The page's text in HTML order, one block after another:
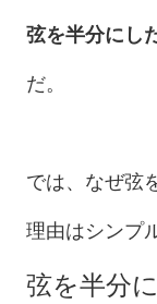
弦を半分にし
だ。
では、なぜ弦
理由はシンプ
弦を半分